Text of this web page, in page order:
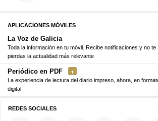
APLICACIONES MÓVILES
La Voz de Galicia
Toda la información en tu móvil. Recibe notificaciones y no te
pierdas la actualidad más relevante
Periódico en PDF
La experiencia de lectura del diario impreso, ahora, en
digital
REDES SOCIALES